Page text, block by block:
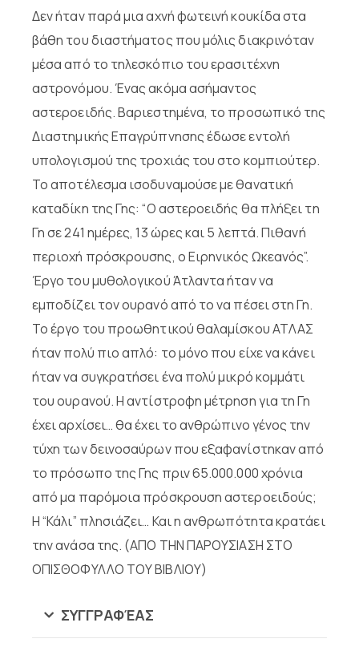
Δεν ήταν παρά μια αχνή φωτεινή κουκίδα στα
βάθη του διαστήματος που μόλις διακρινόταν
μέσα από το τηλεσκόπιο του ερασιτέχνη
αστρονόμου. Ένας ακόμα ασήμαντος
αστεροειδής. Βαριεστημένα, το προσωπικό της
Διαστημικής Επαγρύπνησης έδωσε εντολή
υπολογισμού της τροχιάς του στο κομπιούτερ.
Το αποτέλεσμα ισοδυναμούσε με θανατική
καταδίκη της Γης: “Ο αστεροειδής θα πλήξει τη
Γη σε 241 ημέρες, 13 ώρες και 5 λεπτά. Πιθανή
περιοχή πρόσκρουσης, ο Ειρηνικός Ωκεανός”.
Έργο του μυθολογικού Άτλαντα ήταν να
εμποδίζει τον ουρανό από το να πέσει στη Γη.
Το έργο του προωθητικού θαλαμίσκου ΑΤΛΑΣ
ήταν πολύ πιο απλό: το μόνο που είχε να κάνει
ήταν να συγκρατήσει ένα πολύ μικρό κομμάτι
του ουρανού. Η αντίστροφη μέτρηση για τη Γη
έχει αρχίσει… θα έχει το ανθρώπινο γένος την
τύχη των δεινοσαύρων που εξαφανίστηκαν από
το πρόσωπο της Γης πριν 65.000.000 χρόνια
από μα παρόμοια πρόσκρουση αστεροειδούς;
Η “Κάλι” πλησιάζει… Και η ανθρωπότητα κρατάει
την ανάσα της. (ΑΠΟ ΤΗΝ ΠΑΡΟΥΣΙΑΣΗ ΣΤΟ
ΟΠΙΣΘΟΦΥΛΛΟ ΤΟΥ ΒΙΒΛΙΟΥ)
ΣΥΓΓΡΑΦΈΑΣ